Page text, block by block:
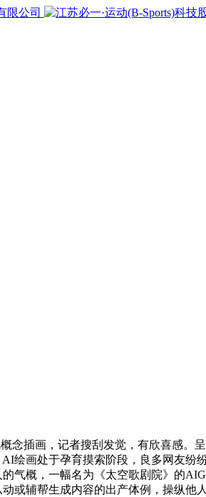
插画，记者搜刮发觉，有欣喜感。呈
绘画处于孕育摸索阶段，良多网友纷
气概，一幅名为《太空歌剧院》的
或辅帮生成内容的出产体例，操纵